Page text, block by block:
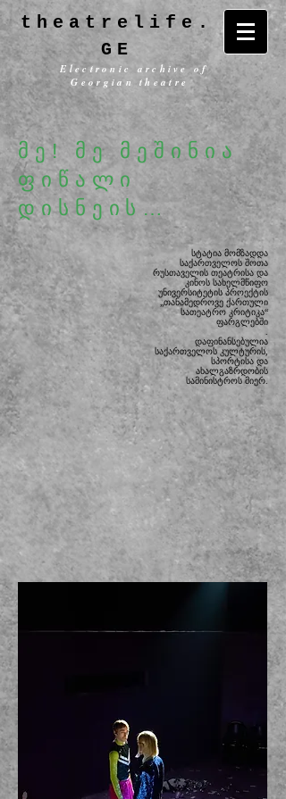
theatrelife.
GE
Electronic archive of
Georgian theatre
მე! მე მეშინია
ფიწალი
დისნეის…
სტატია მომზადდა
საქართველოს შოთა
რუსთაველის თეატრისა და
კინოს სახელმწიფო
უნივერსიტეტის პროექტის
„თანამედროვე ქართული
სათეატრო კრიტიკა“
ფარგლებში
დაფინანსებულია
საქართველოს კულტურის,
სპორტისა და
ახალგაზრდობის
სამინისტროს მიერ.